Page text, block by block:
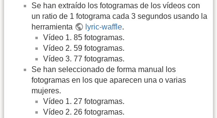
Se han extraído los fotogramas de los vídeos con
un ratio de 1 fotograma cada 3 segundos usando la
herramienta
lyric-waffle.
Vídeo 1. 85 fotogramas.
Vídeo 2. 59 fotogramas.
Vídeo 3. 77 fotogramas.
Se han seleccionado de forma manual los
fotogramas en los que aparecen una o varias
mujeres.
Vídeo 1. 27 fotogramas.
Vídeo 2. 26 fotogramas.